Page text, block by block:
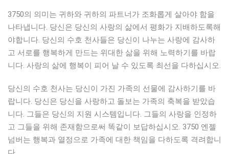
3750의 의미는 귀하와 귀하의 파트너가 조화롭게 살아야 함을
나타냅니다. 당신은 당신의 사랑의 삶에서 평화가 지배하도록해
야합니다. 당신의 수호 천사들은 당신이 나누는 사랑에 감사하
고 서로를 행복하게 만드는 위대한 삶을 위해 노력하기를 바랍
니다. 사랑의 삶에 행복이 피어 날 수 있도록 최선을 다하십시오.
당신의 수호 천사는 당신이 가진 가족의 선물에 감사하기를 바
랍니다. 당신은 당신을 사랑하고 돌보는 가족의 축복을 받았습
니다. 그들은 당신의 지원 시스템입니다. 그들의 사랑을 인정하
고 그들을 위해 존재함으로써 똑같이 보답하십시오. 3750 엔젤
넘버는 행복과 열정으로 가족에 대한 책임을 다하도록 격려합니